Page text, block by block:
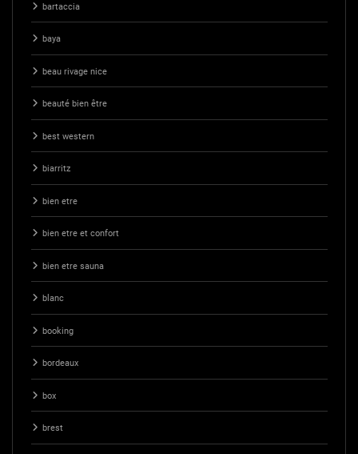
bartaccia
baya
beau rivage nice
beauté bien être
best western
biarritz
bien etre
bien etre et confort
bien etre sauna
blanc
booking
bordeaux
box
brest